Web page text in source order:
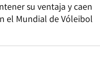
su ventaja y caen
el Mundial de Vóleibol